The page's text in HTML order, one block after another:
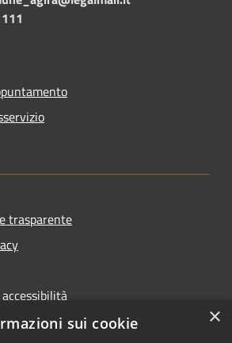
trasparente
×
sui cookie